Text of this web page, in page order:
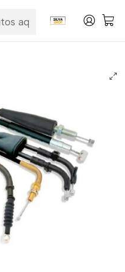
Cabos de Acelerador
GSF 1200 Bandit 06